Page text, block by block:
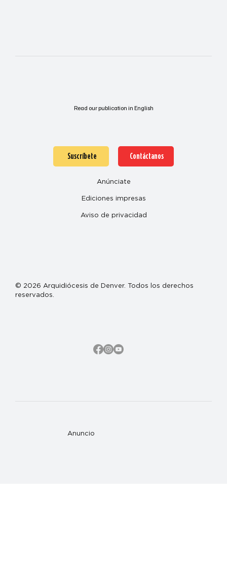
Read our publication in English
Anuncio
Suscríbete Contáctanos
Anúnciate
Ediciones impresas
Aviso de privacidad
© 2026 Arquidiócesis de Denver. Todos los derechos
reservados.